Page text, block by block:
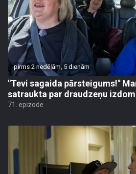
pirms 2 nedēļām, 5 dienām
"Tevi sagaida pārsteigums!"
satraukta par draudzeņu
71. epizode